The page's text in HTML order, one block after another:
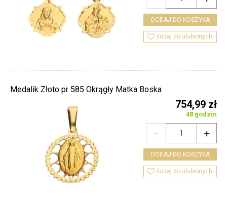
DODAJ DO KOSZYKA
 dodaj do ulubionych
Medalik Złoto pr 585 Okrągły Matka Boska
754,99 zł
48 godzin


DODAJ DO KOSZYKA
 dodaj do ulubionych